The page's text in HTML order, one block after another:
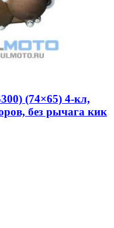
(74×65) 4-кл,
без рычага кик